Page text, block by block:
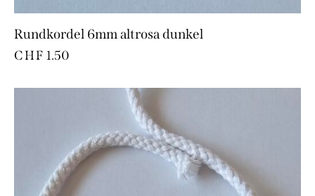
Rundkordel 6mm altrosa dunkel
CHF 1.50